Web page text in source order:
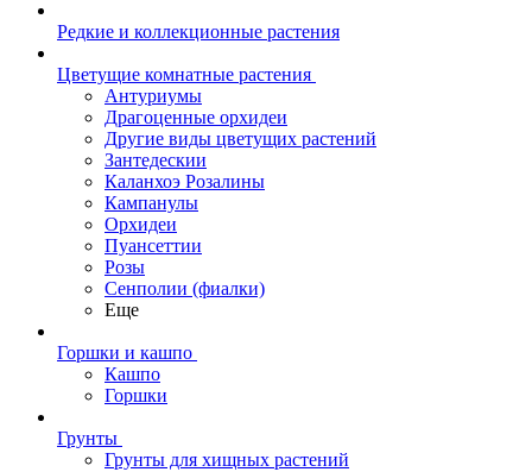
Редкие и коллекционные растения
Цветущие комнатные растения
Антуриумы
Драгоценные орхидеи
Другие виды цветущих растений
Зантедескии
Каланхоэ Розалины
Кампанулы
Орхидеи
Пуансеттии
Розы
Сенполии (фиалки)
Еще
Горшки и кашпо
Кашпо
Горшки
Грунты
Грунты для хищных растений